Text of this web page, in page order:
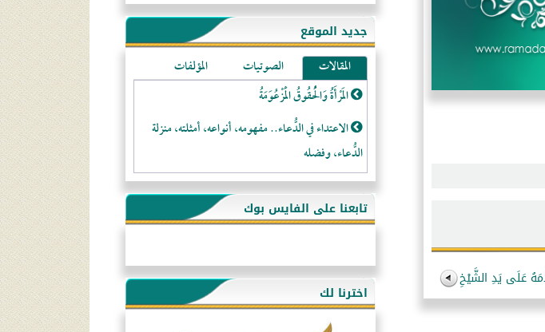
عَلَى يَدِ الشَّيْخِ
جديد الموقع
المقالات الصوتيات
المؤلفات
المَرْأَةُ وَالْحُقُوقُ الْمَزْعُوَمَةُ
الاعتداء في الدُّعاء.. مفهومه، أنواعه، أمثلته، منزلة
الدُّعاء، وفضله
لا تتَّبعوا عورات الـمسلمين
فقه النَّصيحة عند الصَّحابة الكرام رضي الله عنهم
هذه سبيلنا فماذا تنقمون؟!
أُسُـسُ بَـيْـتِ الـمُسْـلِمِ
تابعنا على الفايس بوك
اخترنا لك